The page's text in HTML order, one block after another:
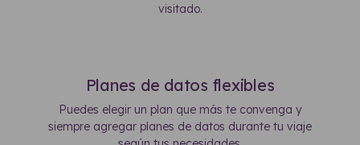
visitado.
Planes de datos flexibles
Puedes elegir un plan que más te convenga y
siempre agregar planes de datos durante tu viaje